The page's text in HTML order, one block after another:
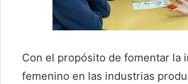
Con el propósito de fomentar la
femenino en las industrias